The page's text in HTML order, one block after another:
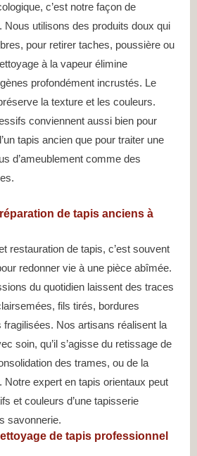
c’est notre façon de
Nous utilisons des produits doux qui
pour retirer taches, poussière ou
à la vapeur élimine
profondément incrustés. Le
la texture et les couleurs.
conviennent aussi bien pour
tapis ancien que pour traiter une
d’ameublement comme des
de tapis anciens à
restauration de tapis, c’est souvent
redonner vie à une pièce abîmée.
du quotidien laissent des traces
fils tirés, bordures
Nos artisans réalisent la
soin, qu’il s’agisse du retissage de
des trames, ou de la
Notre expert en tapis orientaux peut
et couleurs d’une tapisserie
savonnerie.
de tapis professionnel